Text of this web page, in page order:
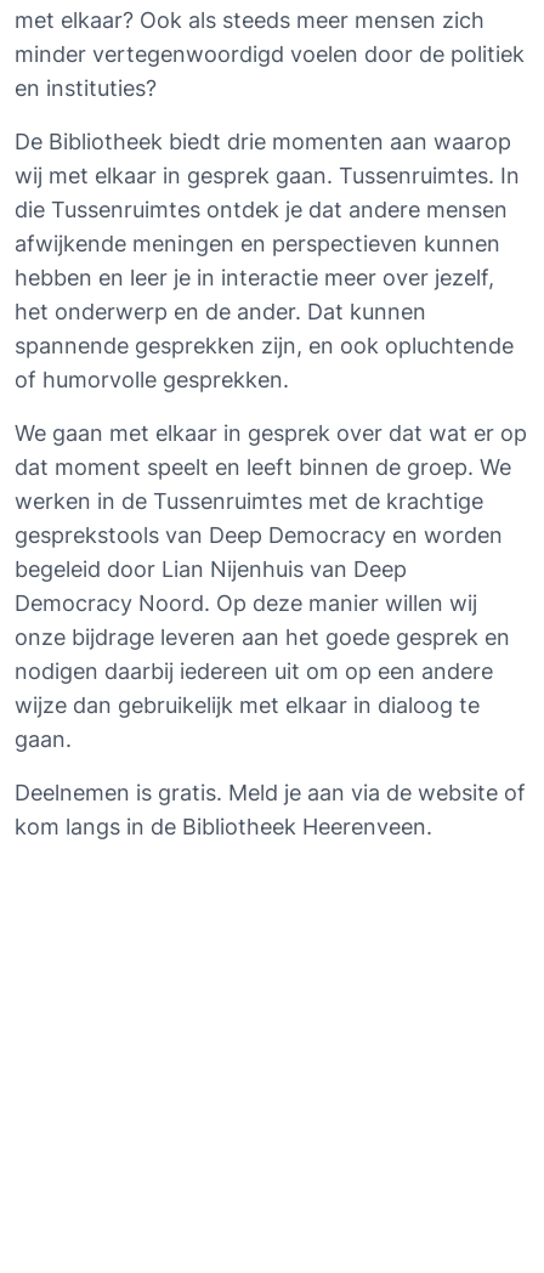
met elkaar? Ook als steeds meer mensen zich
minder vertegenwoordigd voelen door de politiek
en instituties?
De Bibliotheek biedt drie momenten aan waarop
wij met elkaar in gesprek gaan. Tussenruimtes. In
die Tussenruimtes ontdek je dat andere mensen
afwijkende meningen en perspectieven kunnen
hebben en leer je in interactie meer over jezelf,
het onderwerp en de ander. Dat kunnen
spannende gesprekken zijn, en ook opluchtende
of humorvolle gesprekken.
We gaan met elkaar in gesprek over dat wat er op
dat moment speelt en leeft binnen de groep. We
werken in de Tussenruimtes met de krachtige
gesprekstools van Deep Democracy en worden
begeleid door Lian Nijenhuis van Deep
Democracy Noord. Op deze manier willen wij
onze bijdrage leveren aan het goede gesprek en
nodigen daarbij iedereen uit om op een andere
wijze dan gebruikelijk met elkaar in dialoog te
gaan.
Deelnemen is gratis. Meld je aan via de website of
kom langs in de Bibliotheek Heerenveen.